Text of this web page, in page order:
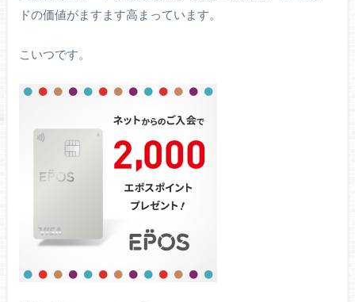
ドの価値がますます高まっています。
こいつです。